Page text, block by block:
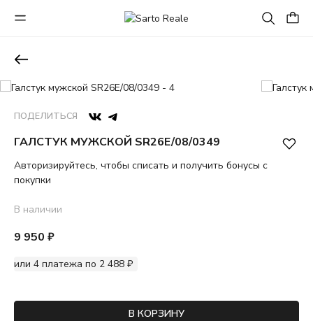
ПОДЕЛИТЬСЯ
ГАЛСТУК МУЖСКОЙ SR26E/08/0349
Авторизируйтесь, чтобы списать и получить бонусы с
покупки
В наличии
9 950 ₽
или 4 платежа по 2 488 ₽
В КОРЗИНУ